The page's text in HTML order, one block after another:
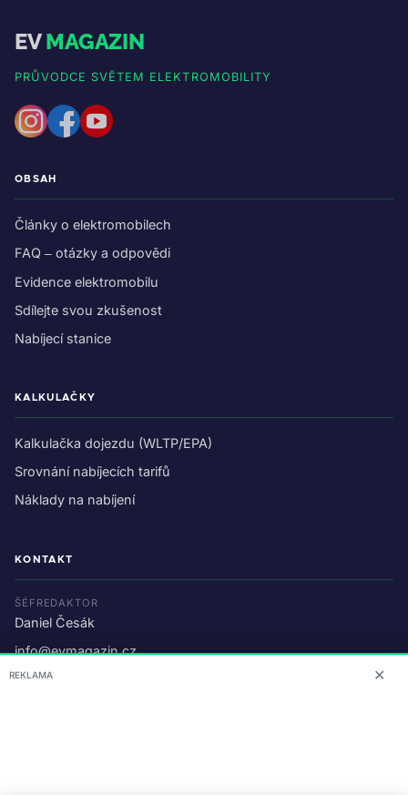
EVMAGAZIN
PRŮVODCE SVĚTEM ELEKTROMOBILITY
OBSAH
Články o elektromobilech
FAQ – otázky a odpovědi
Evidence elektromobilu
Sdílejte svou zkušenost
Nabíjecí stanice
KALKULAČKY
Kalkulačka dojezdu (WLTP/EPA)
Srovnání nabíjecích tarifů
Náklady na nabíjení
KONTAKT
ŠÉFREDAKTOR
Daniel Česák
info@evmagazin.cz
O nás
REKLAMA ✕